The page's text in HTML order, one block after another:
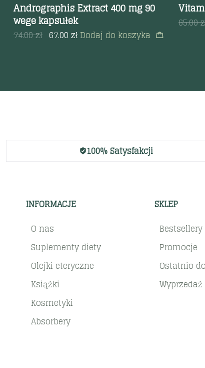
Andrographis Extract 400 mg 90
wege kapsułek
74.00zł 67.00 złDodaj do koszyka
65.00
100% Satysfakcji
INFORMACJE
O nas
Suplementy diety
Olejki eteryczne
Książki
Kosmetyki
Absorbery
SKLEP
Bestsellery
Promocje
Ostatnio
Wyprzedaż